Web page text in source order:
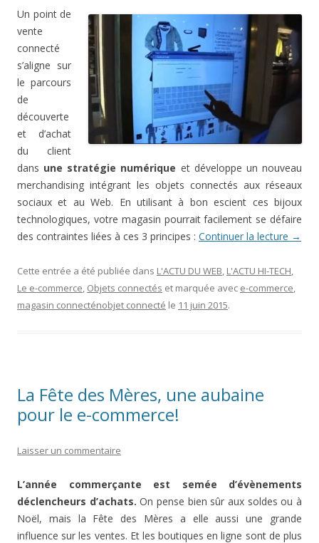
Un point de
vente
connecté
s’aligne sur
le parcours
de
découverte
et d’achat
du client
dans une stratégie numérique et développe un nouveau
merchandising intégrant les objets connectés aux réseaux
sociaux et au Web. En utilisant à bon escient ces bijoux
technologiques, votre magasin pourrait facilement se défaire
des contraintes liées à ces 3 principes : Continuer la lecture →
Cette entrée a été publiée dans L'ACTU DU WEB, L'ACTU HI-TECH,
Le e-commerce, Objets connectés et marquée avec e-commerce,
magasin connecténobjet connecté le 11 juin 2015.
La Fête des Mères, une aubaine
pour le e-commerce!
Laisser un commentaire
L’année commerçante est semée d’évènements
déclencheurs d’achats. On pense bien sûr aux soldes ou à
Noël, mais la Fête des Mères a elle aussi une grande
influence sur les ventes. Et les boutiques en ligne sont de plus